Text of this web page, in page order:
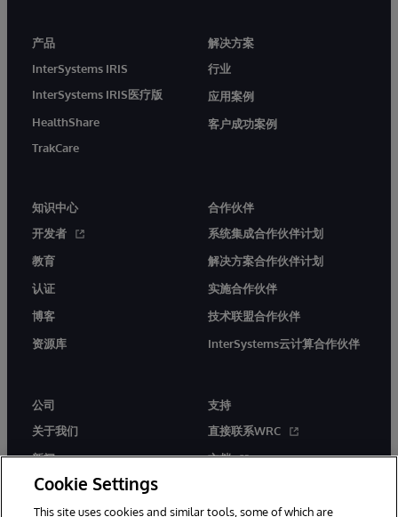
产品
InterSystems IRIS
InterSystems IRIS医疗版
HealthShare
TrakCare
解决方案
行业
应用案例
客户成功案例
知识中心
开发者
教育
认证
博客
资源库
合作伙伴
系统集成合作伙伴计划
解决方案合作伙伴计划
实施合作伙伴
技术联盟合作伙伴
InterSystems云计算合作伙伴
公司
关于我们
新闻
活动
工作机会
支持
直接联系WRC
文档
Cookie Settings
This site uses cookies and similar tools, some of which are